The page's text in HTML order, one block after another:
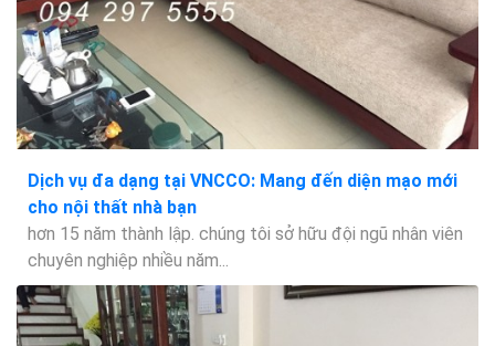
Dịch vụ đa dạng tại VNCCO: Mang đến diện mạo mới
cho nội thất nhà bạn
hơn 15 năm thành lập. chúng tôi sở hữu đội ngũ nhân viên
chuyên nghiệp nhiều năm...